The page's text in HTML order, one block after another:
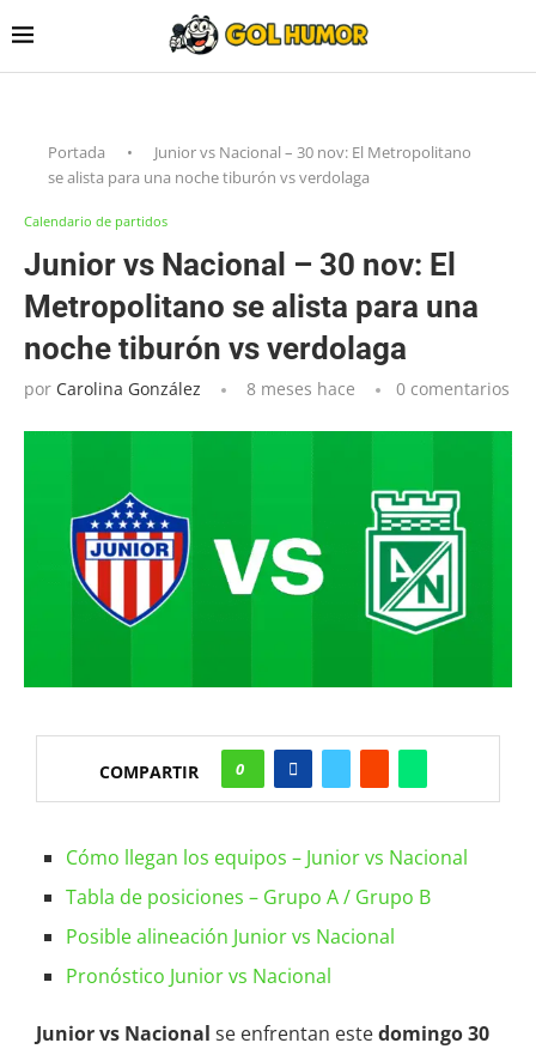
Portada •
Junior vs Nacional – 30 nov: El Metropolitano
se alista para una noche tiburón vs verdolaga
Calendario de partidos
Junior vs Nacional – 30 nov: El
Metropolitano se alista para una
noche tiburón vs verdolaga
por Carolina González 8 meses hace 0 comentarios
COMPARTIR 0
Cómo llegan los equipos – Junior vs Nacional
Tabla de posiciones – Grupo A / Grupo B
Posible alineación Junior vs Nacional
Pronóstico Junior vs Nacional
Junior vs Nacional se enfrentan estedomingo 30